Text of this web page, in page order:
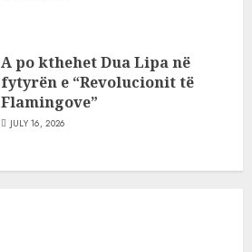
A po kthehet Dua Lipa në
fytyrën e “Revolucionit të
Flamingove”
JULY 16, 2026